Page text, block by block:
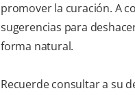
promover la curación. A
sugerencias para
forma natural.
Recuerde consultar a su